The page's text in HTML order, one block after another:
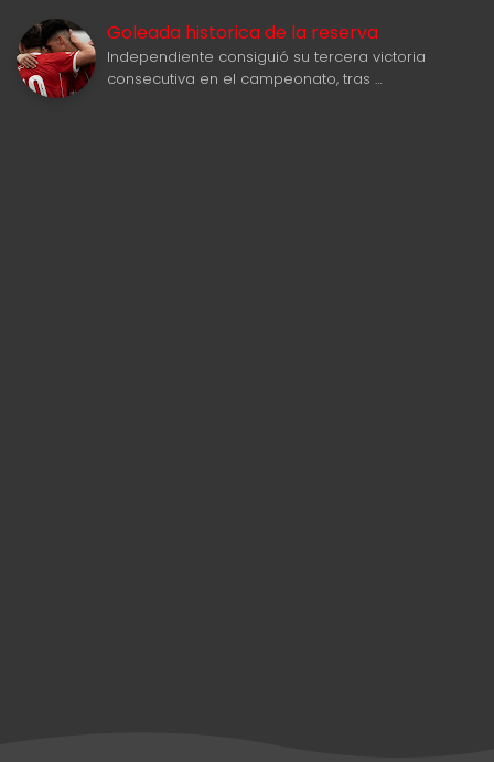
Goleada historica de la reserva
Independiente consiguió su tercera victoria
consecutiva en el campeonato, tras …